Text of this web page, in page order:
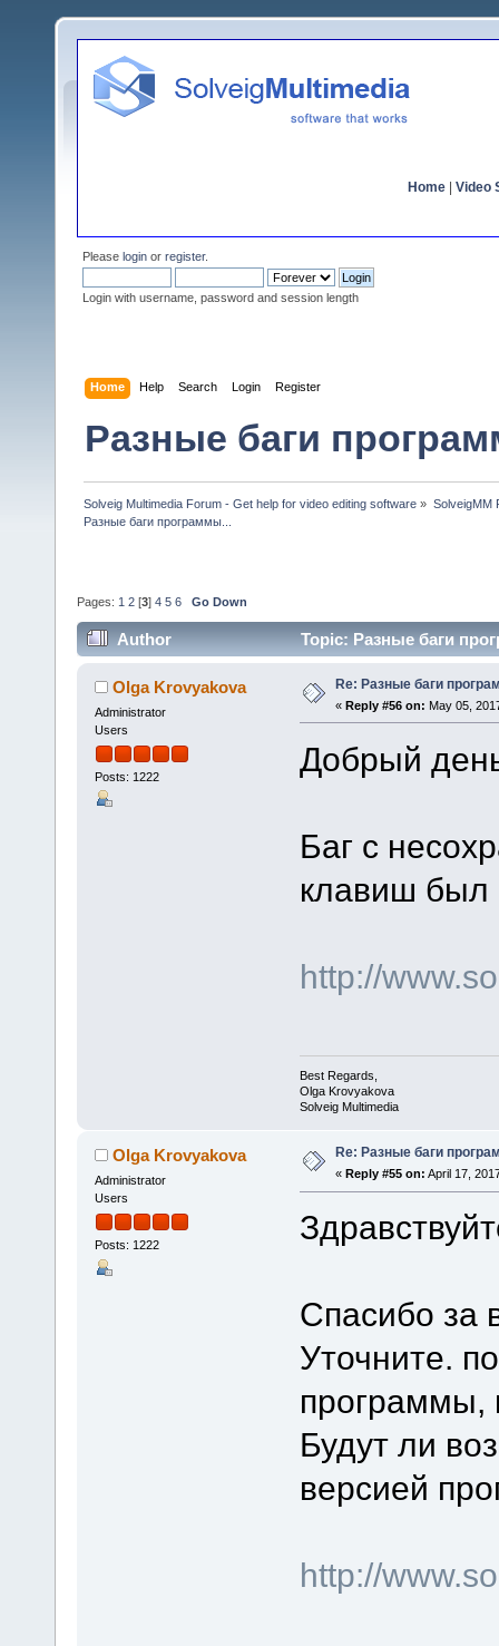
Home Video
Please login or register.
Login with username, password and session length
Home Help Search Login Register
Разные баги
Solveig Multimedia Forum - Get help for video editing software » SolveigMM
Разные баги программы...
Pages: 1 2 [3] 4 5 6 Go Down
Author Topic: Разные баги
Olga Krovyakova
Administrator
Users
Posts: 1222
Re: Разные баги
« Reply #56 on: May 05,
Добрый
Баг с
клавиш был
http://
Best Regards,
Olga Krovyakova
Solveig Multimedia
Olga Krovyakova
Administrator
Users
Posts: 1222
Re: Разные баги
« Reply #55 on: April 17,
Спасибо за
Уточните.
программы,
Будут ли
версией
http://